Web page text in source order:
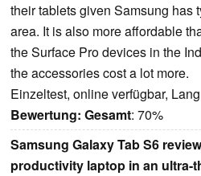
their tablets given Samsung has
area. It is also more affordable
the Surface Pro devices in the
the accessories cost a lot more.
Einzeltest, online verfügbar,
Bewertung: Gesamt: 70%
Samsung Galaxy Tab S6
productivity laptop in an ultra-